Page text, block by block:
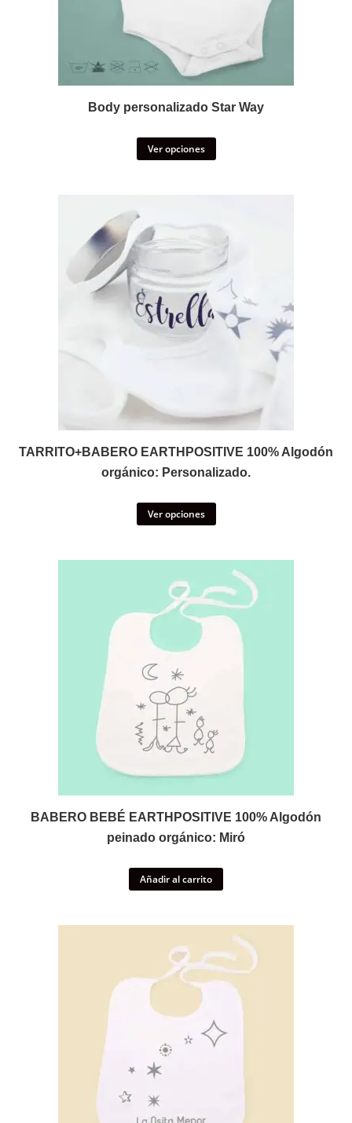
Body personalizado Star Way
Ver opciones
TARRITO+BABERO EARTHPOSITIVE 100% Algodón
orgánico: Personalizado.
Ver opciones
BABERO BEBÉ EARTHPOSITIVE 100% Algodón
peinado orgánico: Miró
Añadir al carrito